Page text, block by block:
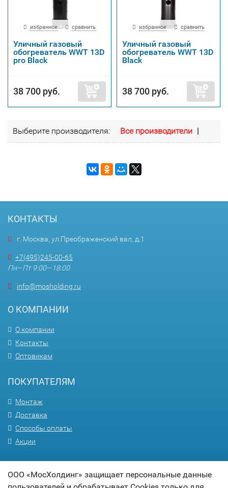
избранное сравнить
Уличный газовый
обогреватель WWT 13D
pro Black
38 700 руб.
избранное сравнить
Уличный газовый
обогреватель WWT 13D
Black
38 700 руб.
Выберите производителя: Все производители |
КОНТАКТЫ
г. Москва, ул.Преображенский вал, д.1
+7(495)245-00-65
Пн—Пт 9:00—18:00
info@mosholding.ru
О КОМПАНИИ
О компании
Контакты
Оптовикам
ПОКУПАТЕЛЯМ
Монтаж
Доставка
Способы оплаты
Акции
ООО «МосХолдинг» защищает персональные данные